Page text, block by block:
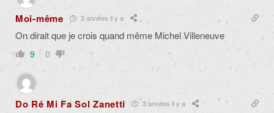
Moi-même 3 années il y a
On dirait que je crois quand même Michel Villeneuve
9 0
Do Ré Mi Fa Sol Zanetti 3 années il y a